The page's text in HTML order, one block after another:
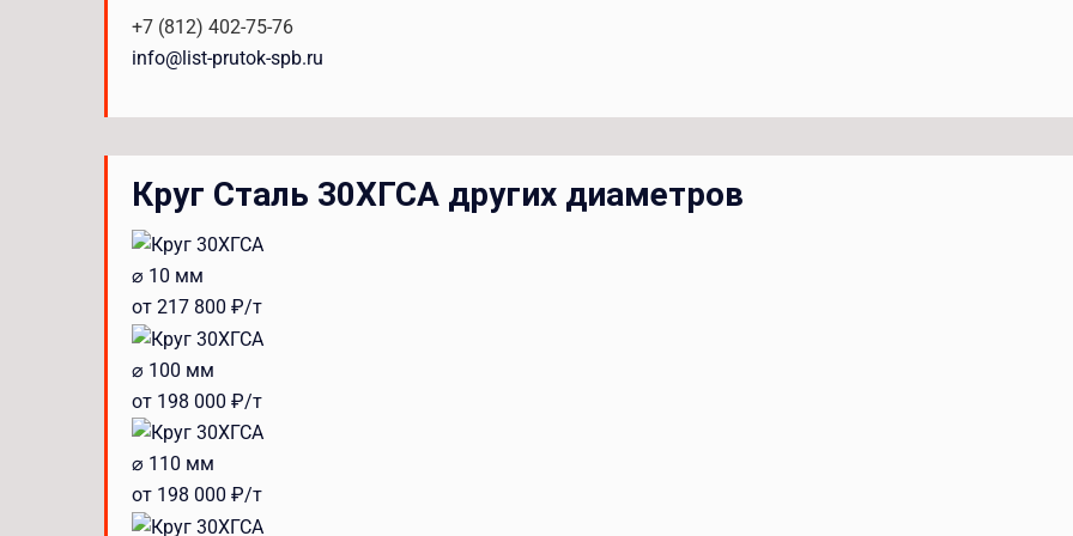
+7 (812) 402-75-76
info@list-prutok-spb.ru
Круг Сталь 30ХГСА других диаметров
⌀ 10 мм
от 217 800 ₽/т
⌀ 100 мм
от 198 000 ₽/т
⌀ 110 мм
от 198 000 ₽/т